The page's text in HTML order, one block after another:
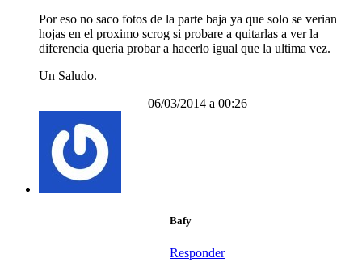
Por eso no saco fotos de la parte baja ya que solo se verian
hojas en el proximo scrog si probare a quitarlas a ver la
diferencia queria probar a hacerlo igual que la ultima vez.
Un Saludo.
06/03/2014 a 00:26
Bafy
Responder